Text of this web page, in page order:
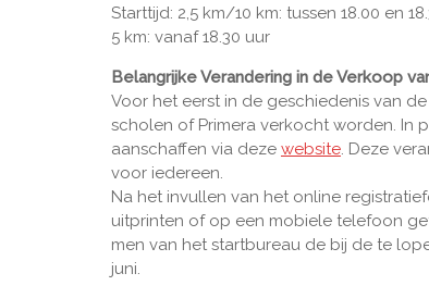
Starttijd: 2,5 km/10 km: tussen 18.00 en
5 km: vanaf 18.30 uur
Belangrijke Verandering in de Verkoop
Voor het eerst in de geschiedenis van
scholen of Primera verkocht worden. In
aanschaffen via deze website. Deze
voor iedereen.
Na het invullen van het online
uitprinten of op een mobiele telefoon
men van het startbureau de bij de te
juni.